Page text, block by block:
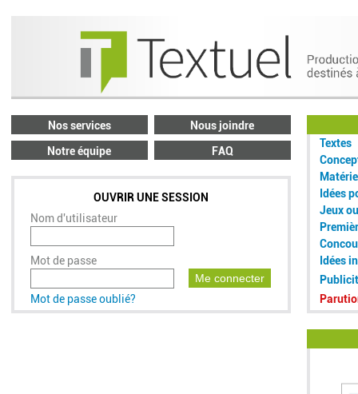
Nos services
Nous joindre
Notre équipe
FAQ
OUVRIR UNE SESSION
Nom d'utilisateur
Mot de passe
Me connecter
Mot de passe oublié?
Textes
Idées
Jeux
Idées